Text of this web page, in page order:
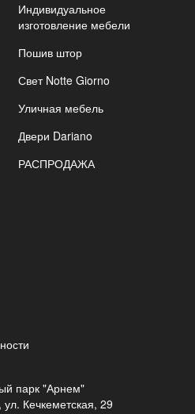
Индивидуальное
изготовление мебели
Пошив штор
Свет Notte Giorno
Уличная мебель
Двери Dariano
РАСПРОДАЖА
парк "Арнем"
Кечкеметская, 29